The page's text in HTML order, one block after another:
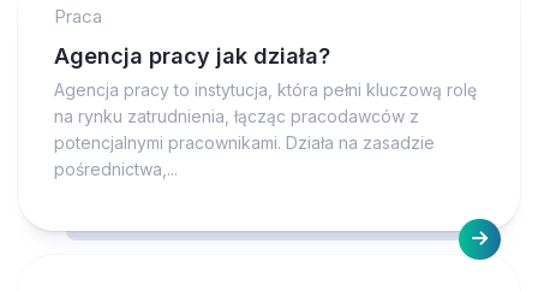
Praca
Agencja pracy jak działa?
Agencja pracy to instytucja, która pełni kluczową rolę
na rynku zatrudnienia, łącząc pracodawców z
potencjalnymi pracownikami. Działa na zasadzie
pośrednictwa,...